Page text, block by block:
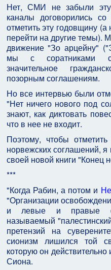
Нет, СМИ не забыли эту
каналы договорились
отметить эту годовщину
перейти на другие темы).
движение "Зо арцейну"
мы с соратниками
значительное
позорным соглашениям.
Но все интервью были
"Нет ничего нового под
знают, как диктовать
что в нее не входит.
Поэтому, чтобы
норвежских соглашений,
своей новой книги "Конец
***
"Когда Рабин, а потом и
"Организации
и левые и правые
называемый
претензий на
сионизм лишился той
которую он
Сиона.